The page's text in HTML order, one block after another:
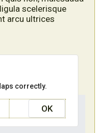
scelerisque
arcu ultrices
correctly.
OK